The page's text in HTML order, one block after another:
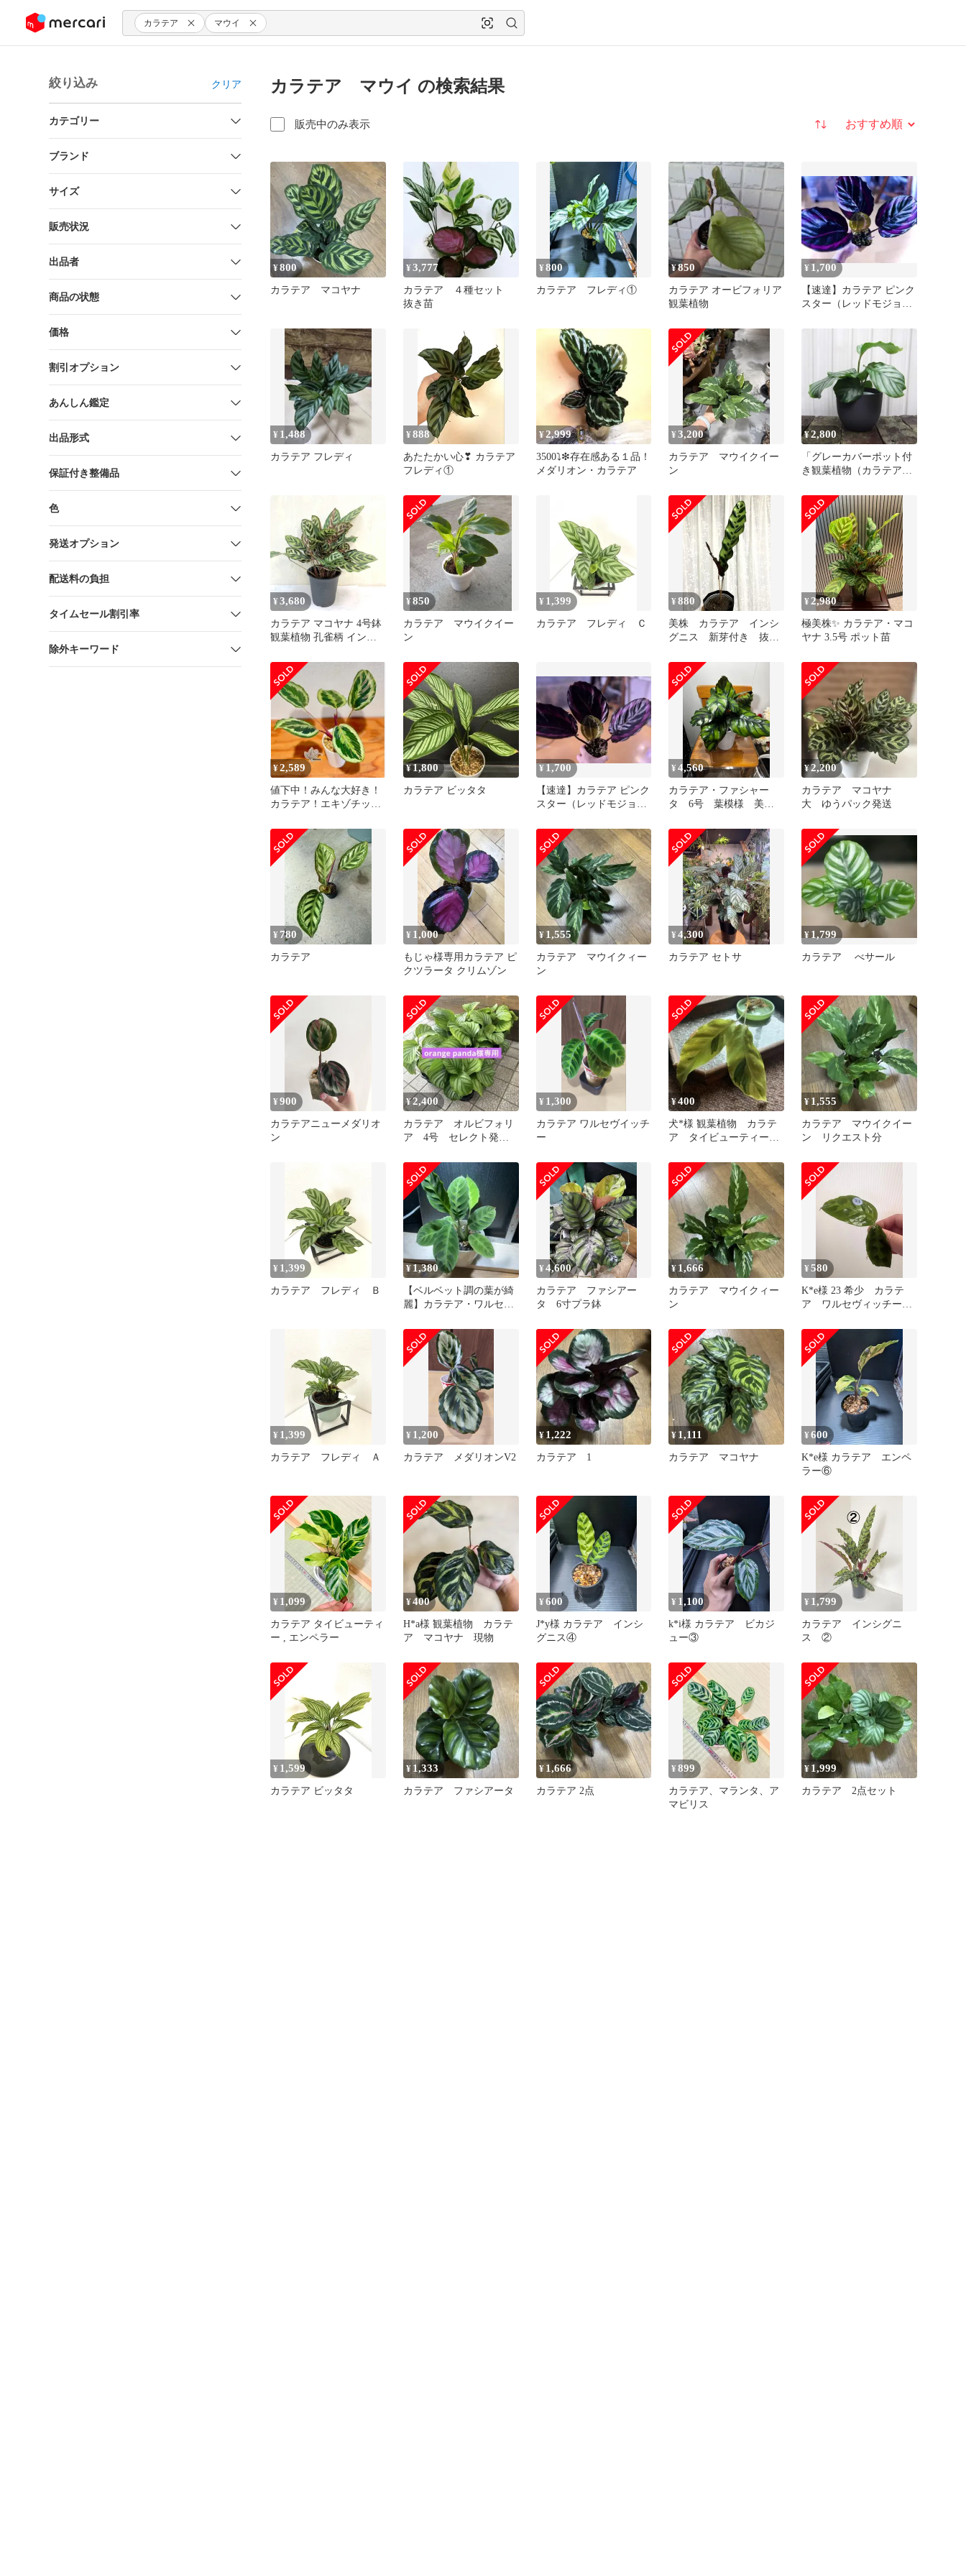
ツにスキップ カラテア マウイ
絞り込み クリア
カテゴリー
ブランド
サイズ
販売状況
出品者
商品の状態
価格
割引オプション
あんしん鑑定
出品形式
保証付き整備品
色
発送オプション
配送料の負担
タイムセール割引率
除外キーワード
カラテア マウイ の検索結果
販売中のみ表示 並び替え
¥800
カラテア マコヤナ
¥3,777
カラテア ４種セット
抜き苗
¥800
カラテア フレディ①
¥850
カラテア オービフォリア
観葉植物
¥ 1,700
【速達】カラテア ピンク
スター（レッドモジョ）
¥ 1,488
カラテア フレディ
¥888
あたたかい心❣ カラテア
フレディ①
¥2,999
3500⤵️❇存在感ある１品！
メダリオン・カラテア
¥3,200
カラテア マウイクイー
ン
¥2,800
「グレーカバーポット付
き観葉植物（カラテア・
ズウコン科 熱帯アメリ
カ原産 Calathea orbifolia
¥3,680
カラテア マコヤナ 4号鉢
観葉植物 孔雀柄 インテ
トロピカル
¥850
カラテア マウイクイー
ン
¥ 1,399
カラテア フレディ Ｃ
¥880
美株 カラテア インシ
グニス 新芽付き 抜き
¥ 2,980
極美株✨ カラテア・マコ
ヤナ 3.5号 ポット苗
¥2,589
値下中！みんな大好き！
カラテア！エキゾチック
しい品種
¥1,800
カラテア ビッタタ
¥ 1,700
【速達】カラテア ピンク
スター（レッドモジョ）
¥4,560
カラテア・ファシャー
タ 6号 葉模様 美し
ア グリーン 耐陰性
¥2,200
カラテア マコヤナ
大 ゆうパック発送
¥ 780
カラテア
¥ 1,000
もじゃ様専用カラテア ピ
クツラータ クリムゾン
¥ 1,555
カラテア マウイクィー
ン
¥4,300
カラテア セトサ
¥ 1,799
カラテア べサール
¥900
カラテアニューメダリオ
ン
¥2,400
カラテア オルビフォリ
ア 4号 セレクト発
¥ 1,300
カラテア ワルセヴイッチ
ー
¥400
犬*様 観葉植物 カラテ
ア タイビューティー
¥ 1,555
カラテア マウイクイー
ン リクエスト分
¥ 1,399
カラテア フレディ Ｂ
¥1,380
【ベルベット調の葉が綺
麗】カラテア・ワルセヴ
¥4,600
カラテア ファシアー
タ 6寸プラ鉢
¥ 1,666
カラテア マウイクィー
ン
¥580
K*e様 23 希少 カラテ
ア ワルセヴィッチー
¥ 1,399
カラテア フレディ Ａ
¥ 1,200
カラテア メダリオンV2
¥ 1,222
カラテア 1
¥ 1,111
カラテア マコヤナ
¥600
K*e様 カラテア エンペ
ラー⑥
¥ 1,099
カラテア タイビューティ
ー , エンペラー
¥400
H*a様 観葉植物 カラテ
ア マコヤナ 現物
¥600
J*y様 カラテア インシ
グニス④
¥ 1,100
k*i様 カラテア ビカジ
ュー③
¥ 1,799
カラテア インシグニ
ス ②
¥ 1,599
カラテア ビッタタ
¥ 1,333
カラテア ファシアータ
¥ 1,666
カラテア 2点
¥899
カラテア、マランタ、ア
マビリス
¥ 1,999
カラテア 2点セット